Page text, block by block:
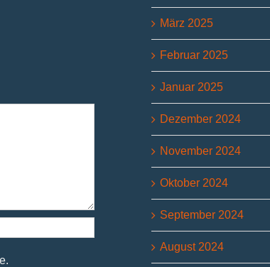
5. August 2026März 2025
Februar 2025
Januar 2025
Dezember 2024
November 2024
Oktober 2024
September 2024
August 2024